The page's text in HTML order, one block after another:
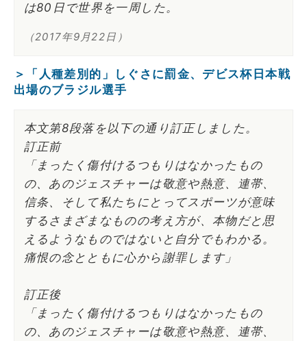
は80日で世界を一周した。
（2017年9月22日）
＞「人種差別的」しぐさに罰金、デビス杯日本戦
出場のブラジル選手
本文第8段落を以下の通り訂正しました。
訂正前
「まったく傷付けるつもりはなかったもの
の、あのジェスチャーは敬意や熱意、連帯、
信条、そして私たちにとってスポーツが意味
するさまざまなものの考え方が、本物だと思
えるようなものではないと自分でもわかる。
痛恨の念とともに心から謝罪します」
訂正後
「まったく傷付けるつもりはなかったもの
の、あのジェスチャーは敬意や熱意、連帯、